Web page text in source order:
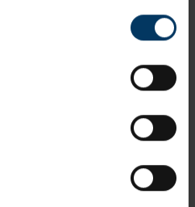
in den Einstellungen